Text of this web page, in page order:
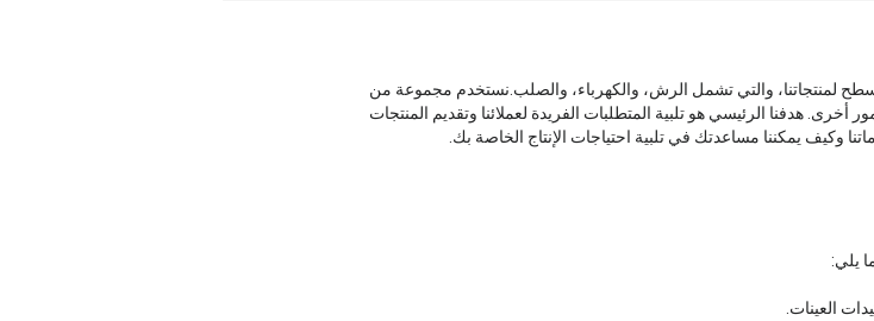
لمنتجاتنا، والتي تشمل الرش، والكهرباء، والصلب.نستخدم مجموعة من
هدفنا الرئيسي هو تلبية المتطلبات الفريدة لعملائنا وتقديم المنتجات
وكيف يمكننا مساعدتك في تلبية احتياجات الإنتاج الخاصة بك.
يلي: